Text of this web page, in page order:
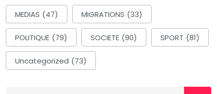
MEDIAS (47) MIGRATIONS (33)
POLITIQUE (79) SOCIETE (90) SPORT (81)
Uncategorized (73)